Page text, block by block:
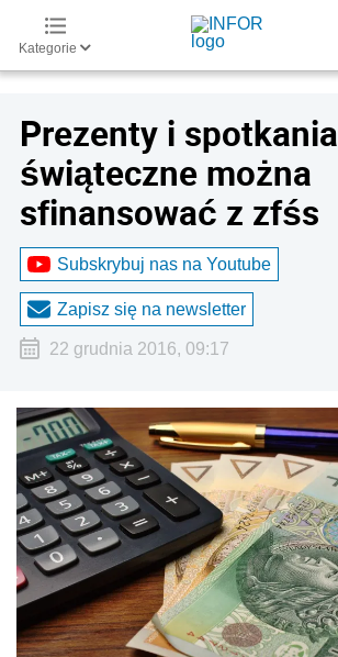
Kategorie
Prezenty i spotkania
świąteczne można
sfinansować z zfśs
Subskrybuj nas na Youtube
Zapisz się na newsletter
22 grudnia 2016, 09:17